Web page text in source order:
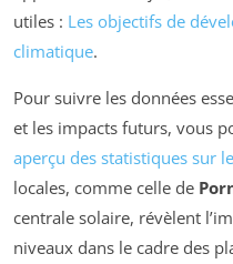
utiles : Les objectifs de
climatique.
Pour suivre les données
et les impacts futurs, vous
aperçu des statistiques sur
locales, comme celle de
centrale solaire, révèlent
niveaux dans le cadre des